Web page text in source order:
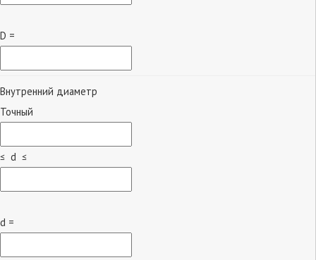
D =
Внутренний диаметр
Точный
≤ d ≤
d =